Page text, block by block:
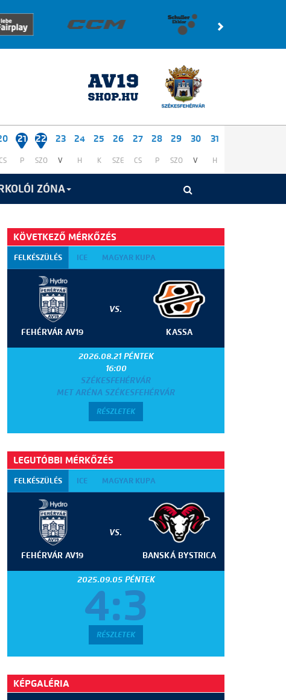
CS
21
P
22
SZO
23
V
24
H
25
K
26
SZE
27
CS
28
P
29
SZO
30
V
31
H
ZÓNA
KÖVETKEZŐ MÉRKŐZÉS
FELKÉSZÜLÉS ICE MAGYAR KUPA
FEHÉRVÁR AV19
VS.
KASSA
2026.08.21 PÉNTEK
16:00
SZÉKESFEHÉRVÁR
MET ARÉNA SZÉKESFEHÉRVÁR
RÉSZLETEK
LEGUTÓBBI MÉRKŐZÉS
FELKÉSZÜLÉS ICE MAGYAR KUPA
FEHÉRVÁR AV19
VS.
BANSKÁ BYSTRICA
2025.09.05 PÉNTEK
4:3
RÉSZLETEK
KÉPGALÉRIA